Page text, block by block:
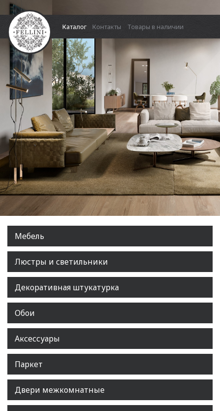
Каталог Контакты Товары в наличии
Мебель
Люстры и светильники
Декоративная штукатурка
Обои
Аксессуары
Паркет
Двери межкомнатные